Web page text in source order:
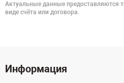
Актуальные данные предоставляются
виде счёта или договора.
Информация